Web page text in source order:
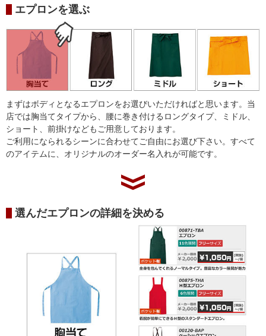
エプロンを選ぶ
まずはボディとなるエプロンをお選びいただければと思います。当
店では胸当てタイプから、腰に巻き付けるロングタイプ、ミドル、
ショート、前掛けなどもご用意しております。
ご利用になられるシーンに合わせてご自由にお選び下さい。すべて
のアイテムに、オリジナルのオーダー名入れが可能です。
選んだエプロンの詳細を決める